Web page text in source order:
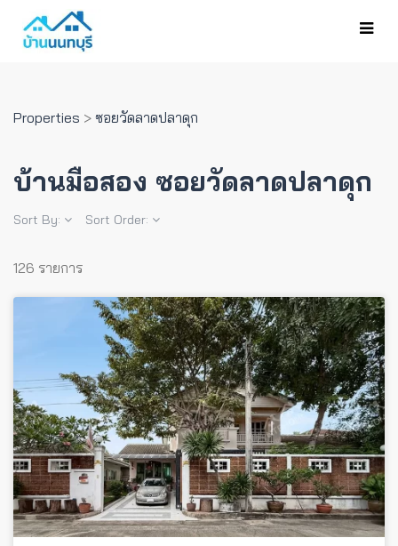
Properties > ซอยวัดลาดปลาดุก
บ้านมือสอง ซอยวัดลาดปลาดุก
Sort By: Sort Order:
126 รายการ